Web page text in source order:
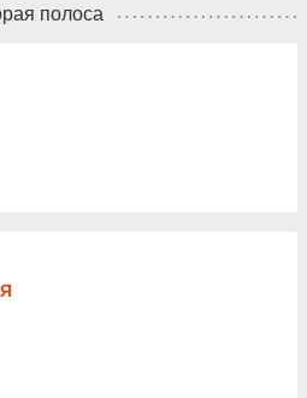
полоса